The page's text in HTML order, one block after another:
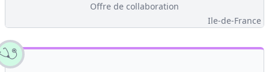
Offre de collaboration
Ile-de-France